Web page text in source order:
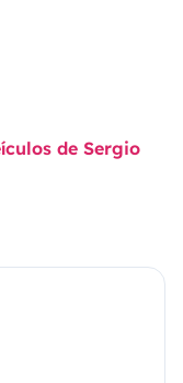
de Sergio